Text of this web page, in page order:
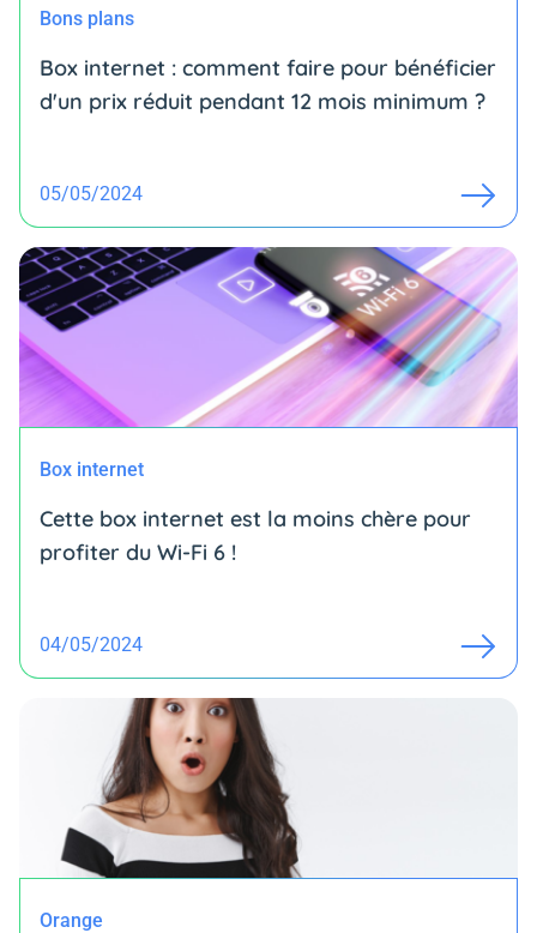
Bons plans
Box internet : comment faire pour bénéficier
d'un prix réduit pendant 12 mois minimum ?
05/05/2024
Box internet
Cette box internet est la moins chère pour
profiter du Wi-Fi 6 !
04/05/2024
Orange